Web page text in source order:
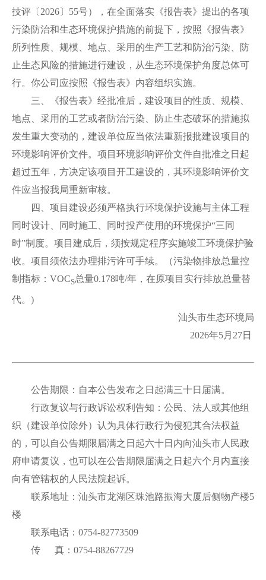
技评〔2026〕55号），在全面落实《报告表》提出的各项
污染防治和生态环境保护措施的前提下，按照《报告表》
所列性质、规模、地点、采用的生产工艺和防治污染、防
止生态风险的措施进行建设，从生态环境保护角度总体可
行。你公司应按照《报告表》内容组织实施。
三、《报告表》经批准后，建设项目的性质、规模、
地点、采用的工艺或者防治污染、防止生态破坏的措施拟
发生重大变动的，建设单位应当依法重新报批建设项目的
环境影响评价文件。项目环境影响评价文件自批准之日起
超过五年，方决定该项目开工建设的，其环境影响评价文
件应当报我局重新审核。
四、项目建设必须严格执行环境保护设施与主体工程
同时设计、同时施工、同时投产使用的环境保护“三同
时”制度。项目建成后，须按规定程序实施竣工环境保护验
收。项目须依法办理排污许可手续。（污染物排放总量控
制指标：VOCS总量0.178吨/年，在原项目实行排放总量替
代。)
汕头市生态环境局
2026年5月27日
公告期限：自本公告发布之日起满三十日届满。
行政复议与行政诉讼权利告知：公民、法人或其他组
织（建设单位除外）认为具体行政行为侵犯其合法权益
的，可以自公告期限届满之日起六十日内向汕头市人民政
府申请复议，也可以在公告期限届满之日起六个月内直接
向有管辖权的人民法院起诉。
联系地址：汕头市龙湖区珠池路振海大厦后侧物产楼5
楼
联系电话：0754-82773509
传 真：0754-88267729